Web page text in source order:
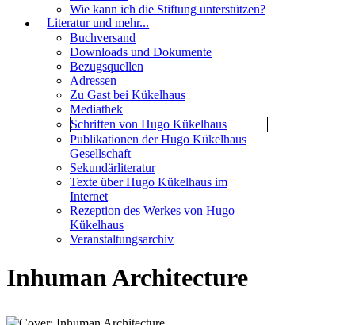
Wie kann ich die Stiftung unterstützen?
Literatur und mehr...
Buchversand
Downloads und Dokumente
Bezugsquellen
Adressen
Zu Gast bei Kükelhaus
Mediathek
Schriften von Hugo Kükelhaus
Publikationen der Hugo Kükelhaus
Gesellschaft
Sekundärliteratur
Texte über Hugo Kükelhaus im
Internet
Rezeption des Werkes von Hugo
Kükelhaus
Veranstaltungsarchiv
Inhuman Architecture